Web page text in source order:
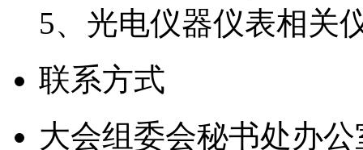
5、光电仪器仪表相关
联系方式
大会组委会秘书处办